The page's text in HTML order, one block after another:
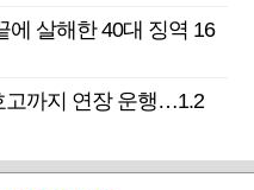
에 살해한 40대 징역 16
고까지 연장 운행…1.2